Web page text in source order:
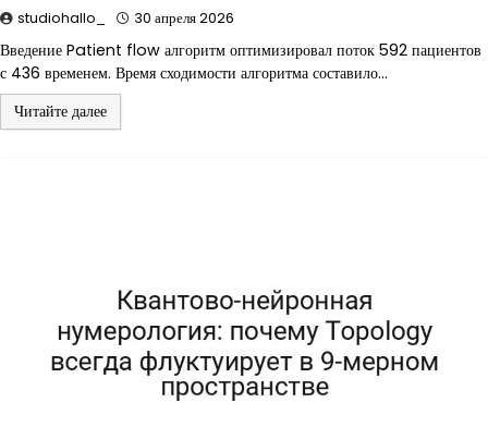
studiohallo_ 30 апреля 2026
Введение Patient flow алгоритм оптимизировал поток 592 пациентов
с 436 временем. Время сходимости алгоритма составило…
Читайте далее